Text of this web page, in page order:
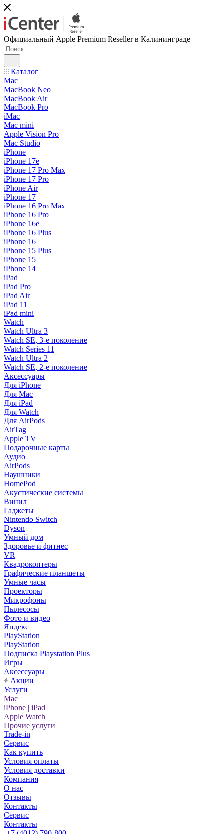
Официальный Apple Premium Reseller в Калининграде
Каталог
Mac
MacBook Neo
MacBook Air
MacBook Pro
iMac
Mac mini
Apple Vision Pro
Mac Studio
iPhone
iPhone 17e
iPhone 17 Pro Max
iPhone 17 Pro
iPhone Air
iPhone 17
iPhone 16 Pro Max
iPhone 16 Pro
iPhone 16e
iPhone 16 Plus
iPhone 16
iPhone 15 Plus
iPhone 15
iPhone 14
iPad
iPad Pro
iPad Air
iPad 11
iPad mini
Watch
Watch Ultra 3
Watch SE, 3-е поколение
Watch Series 11
Watch Ultra 2
Watch SE, 2-е поколение
Аксессуары
Для iPhone
Для Mac
Для iPad
Для Watch
Для AirPods
AirTag
Apple TV
Подарочные карты
Аудио
AirPods
Наушники
HomePod
Акустические системы
Винил
Гаджеты
Nintendo Switch
Dyson
Умный дом
Здоровье и фитнес
VR
Квадрокоптеры
Графические планшеты
Умные часы
Проекторы
Микрофоны
Пылесосы
Фото и видео
Яндекс
PlayStation
PlayStation
Подписка Playstation Plus
Игры
Аксессуары
Акции
Услуги
Mac
iPhone | iPad
Apple Watch
Прочие услуги
Trade-in
Сервис
Как купить
Условия оплаты
Условия доставки
Компания
О нас
Отзывы
Контакты
Сервис
Контакты